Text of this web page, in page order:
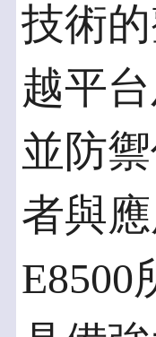
技術
越平
並防
者與